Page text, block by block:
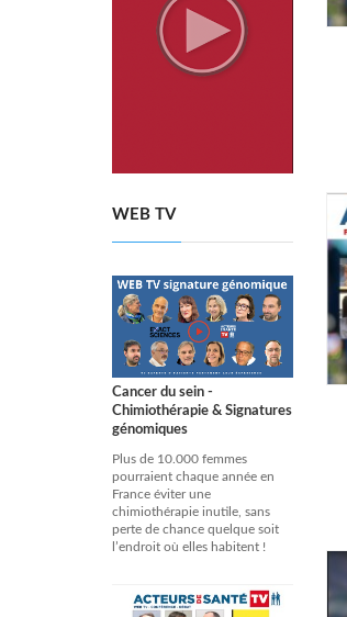
WEB TV
Cancer du sein -
Chimiothérapie & Signatures
génomiques
Plus de 10.000 femmes
pourraient chaque année en
France éviter une
chimiothérapie inutile, sans
perte de chance quelque soit
l’endroit où elles habitent !